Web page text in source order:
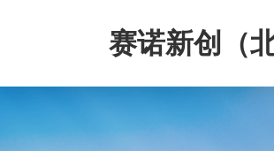
赛诺新创（
司